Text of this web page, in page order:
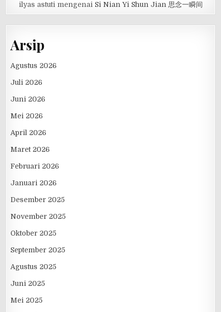
ilyas astuti mengenai Si Nian Yi Shun Jian 思念一瞬间
Arsip
Agustus 2026
Juli 2026
Juni 2026
Mei 2026
April 2026
Maret 2026
Februari 2026
Januari 2026
Desember 2025
November 2025
Oktober 2025
September 2025
Agustus 2025
Juni 2025
Mei 2025